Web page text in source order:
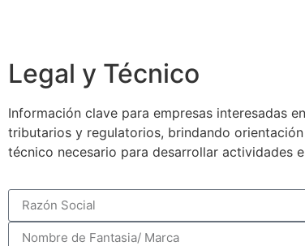
Legal y Técnico
Información clave para empresas interesadas
tributarios y regulatorios, brindando
técnico necesario para desarrollar actividades